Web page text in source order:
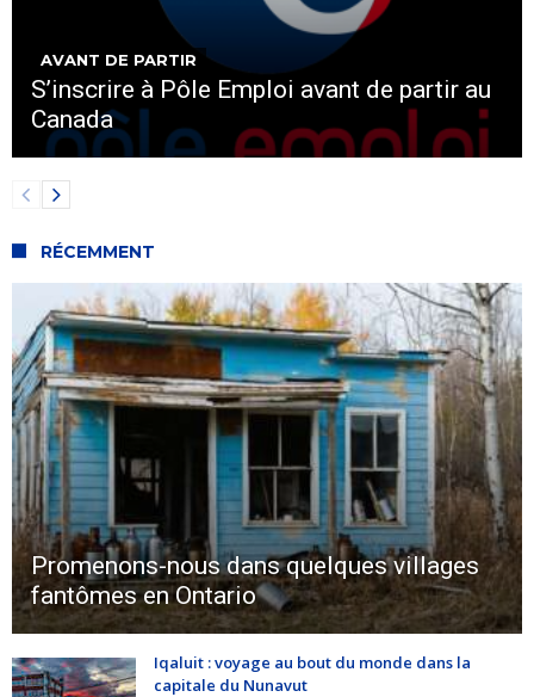
AVANT DE PARTIR
S’inscrire à Pôle Emploi avant de partir au
Canada
RÉCEMMENT
Promenons-nous dans quelques villages
fantômes en Ontario
Iqaluit : voyage au bout du monde dans la
capitale du Nunavut